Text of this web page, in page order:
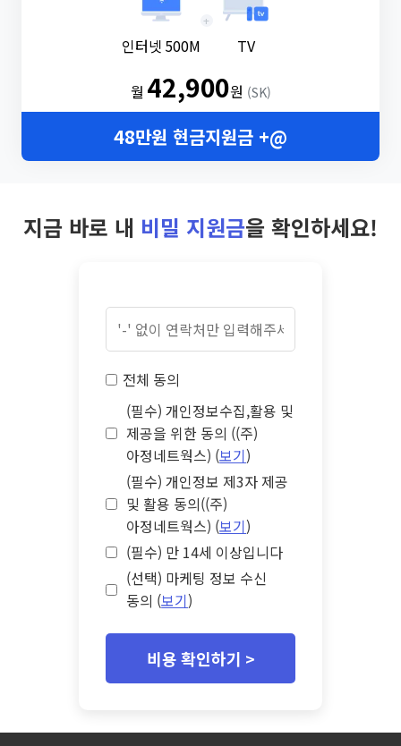
인터넷 500M
+
TV
월 42,900원 (SK)
48만원 현금지원금 +@
지금 바로 내 비밀 지원금을 확인하세요!
전체 동의
(필수) 개인정보수집,활용 및
제공을 위한 동의 ((주)
아정네트웍스) (보기)
(필수) 개인정보 제3자 제공
및 활용 동의((주)
아정네트웍스) (보기)
(필수) 만 14세 이상입니다
(선택) 마케팅 정보 수신
동의 (보기)
비용 확인하기 >